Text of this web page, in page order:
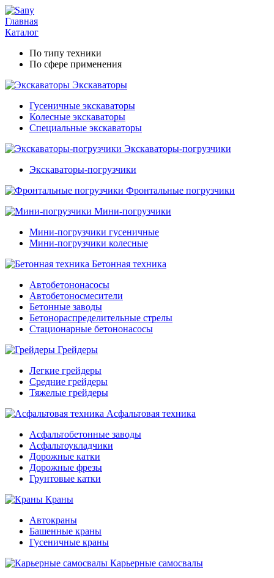
Главная
Каталог
По типу техники
По сфере применения
Экскаваторы
Гусеничные экскаваторы
Колесные экскаваторы
Специальные экскаваторы
Экскаваторы-погрузчики
Экскаваторы-погрузчики
Фронтальные погрузчики
Мини-погрузчики
Мини-погрузчики гусеничные
Мини-погрузчики колесные
Бетонная техника
Автобетононасосы
Автобетоносмесители
Бетонные заводы
Бетонораспределительные стрелы
Стационарные бетононасосы
Грейдеры
Легкие грейдеры
Средние грейдеры
Тяжелые грейдеры
Асфальтовая техника
Асфальтобетонные заводы
Асфальтоукладчики
Дорожные катки
Дорожные фрезы
Грунтовые катки
Краны
Автокраны
Башенные краны
Гусеничные краны
Карьерные самосвалы